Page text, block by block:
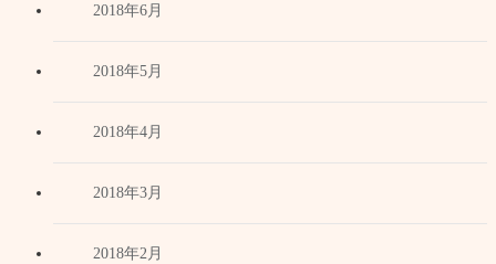
2018年6月
2018年5月
2018年4月
2018年3月
2018年2月